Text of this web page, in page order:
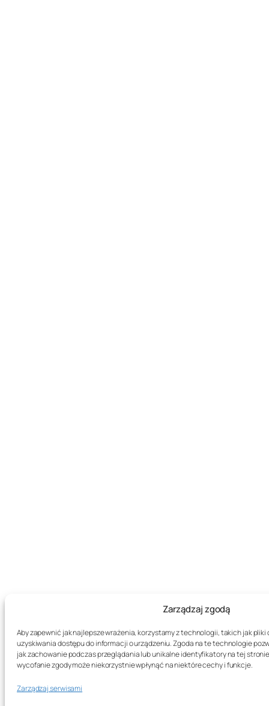
Zarządzaj zgodą
Aby zapewnić jak najlepsze wrażenia, korzystamy z technologii, takich jak
uzyskiwania dostępu do informacji o urządzeniu. Zgoda na te technologie
jak zachowanie podczas przeglądania lub unikalne identyfikatory na tej
wycofanie zgody może niekorzystnie wpłynąć na niektóre cechy i funkcje.
Zarządzaj serwisami